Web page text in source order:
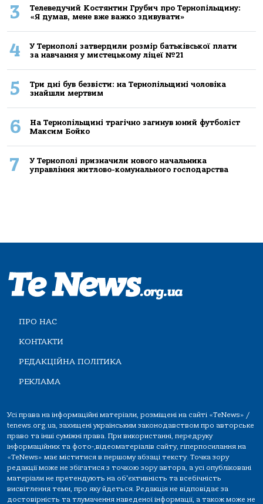
3
Телеведучий Костянтин Грубич про Тернопільщину:
«Я думав, мене вже важко здивувати»
4
У Тернополі затвердили розмір батьківської плати
за навчання у мистецькому ліцеї №21
5
Три дні був безвісти: на Тернопільщині чоловіка
знайшли мертвим
6
На Тернопільщині трагічно загинув юний футболіст
Максим Бойко
7
У Тернополі призначили нового начальника
управління житлово-комунального господарства
ПРО НАС
КОНТАКТИ
РЕДАКЦІЙНА ПОЛІТИКА
РЕКЛАМА
Усі права на інформаційні матеріали, розміщені на сайті «TeNews» /
tenews.org.ua, захищені українським законодавством про авторське
право та інші суміжні права. При використанні, передруку
інформаційних та фото-,відеоматеріалів сайту, гіперпосилання на
«TeNews» має міститися в першому абзаці тексту. Точка зору
редакції може не збігатися з точкою зору автора, а усі опубліковані
матеріали не претендують на об'єктивність та всебічність
висвітлення теми, про яку йдеться. Редакція не відповідає за
достовірність та тлумачення наведеної інформації, а також може не